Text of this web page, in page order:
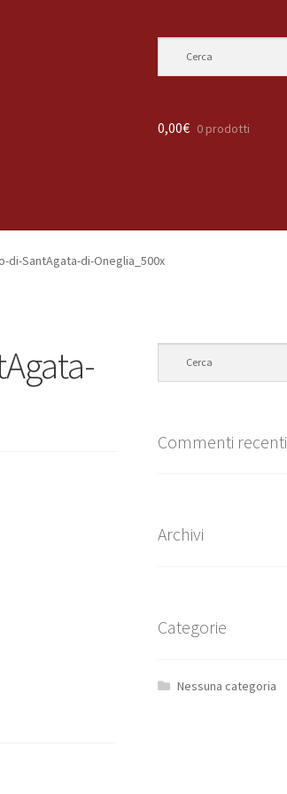
Dove Siamo
0,00€ 0 prodotti
di-SantAgata-di-Oneglia_500x
Commenti recenti
Archivi
Categorie
Nessuna categoria